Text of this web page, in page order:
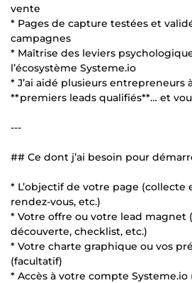
vente
* Pages de capture testées et
campagnes
* Maîtrise des leviers
l’écosystème Systeme.io
* J’ai aidé plusieurs entrepreneurs
**premiers leads qualifiés**… et
---
## Ce dont j’ai besoin pour
* L’objectif de votre page (collecte
rendez-vous, etc.)
* Votre offre ou votre lead magnet
découverte, checklist, etc.)
* Votre charte graphique ou vos
(facultatif)
* Accès à votre compte Systeme.io